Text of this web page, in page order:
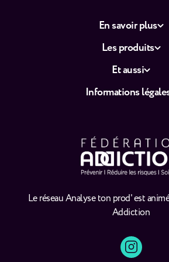
Le réseau Analyse ton prod' est
Addiction
En savoir plus
Les produits
Et aussi
Informations